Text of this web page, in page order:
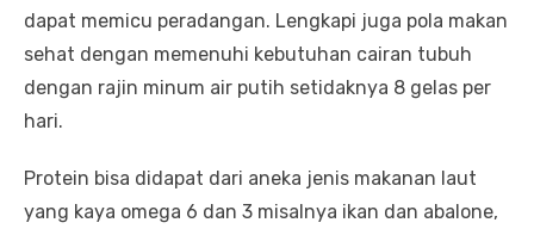
dapat memicu peradangan. Lengkapi juga pola makan
sehat dengan memenuhi kebutuhan cairan tubuh
dengan rajin minum air putih setidaknya 8 gelas per
hari.
Protein bisa didapat dari aneka jenis makanan laut
yang kaya omega 6 dan 3 misalnya ikan dan abalone,